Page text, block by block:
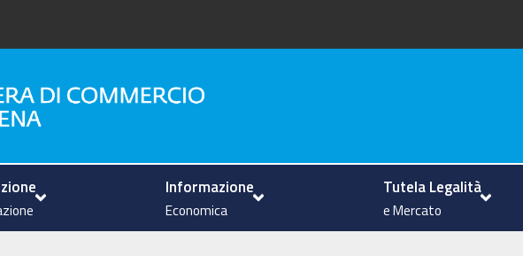
di Modena
Informazione
Economica
Tutela Legalità
e Mercato